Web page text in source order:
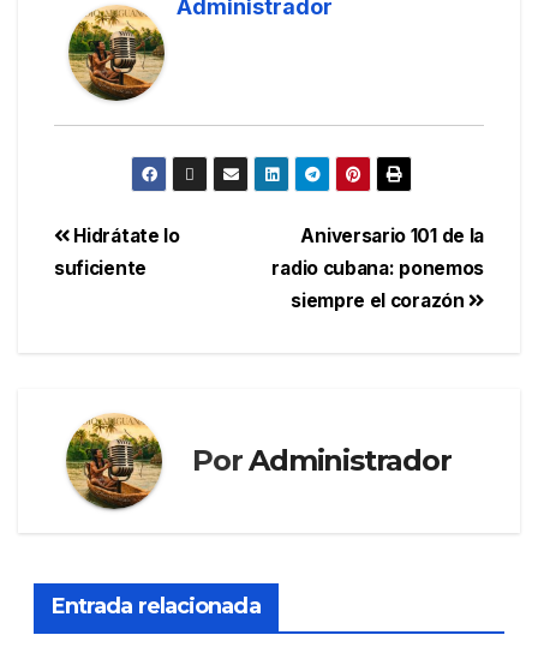
Administrador
Aniversario 101 de la
radio cubana: ponemos
siempre el corazón
Hidrátate lo
suficiente
PorAdministrador
Entrada relacionada